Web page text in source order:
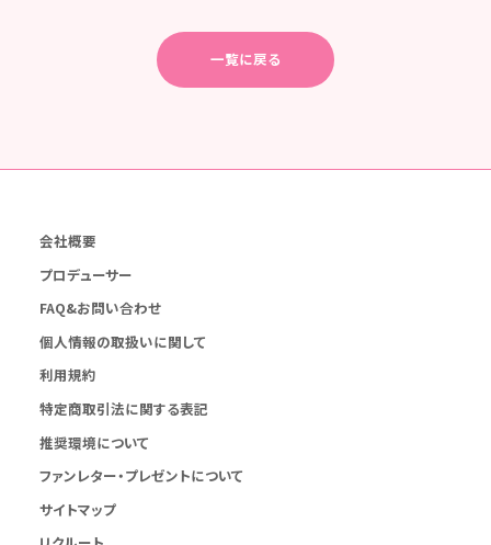
一覧に戻る
会社概要
プロデューサー
FAQ&お問い合わせ
個人情報の取扱いに関して
利用規約
特定商取引法に関する表記
推奨環境について
ファンレター・プレゼントについて
サイトマップ